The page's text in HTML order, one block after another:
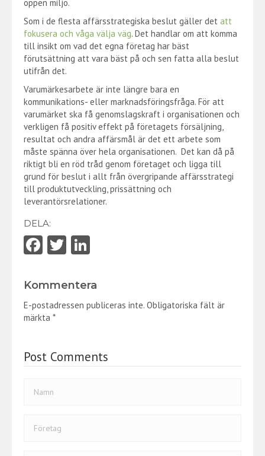
öppen miljö.
Som i de flesta affärsstrategiska beslut gäller det att
fokusera och våga välja väg. Det handlar om att komma
till insikt om vad det egna företag har bäst
förutsättning att vara bäst på och sen fatta alla beslut
utifrån det.
Varumärkesarbete är inte längre bara en
kommunikations- eller marknadsföringsfråga. För att
varumärket ska få genomslagskraft i organisationen och
verkligen få positiv effekt på företagets försäljning,
resultat och andra affärsmål är det ett arbete som
måste spänna över hela organisationen. Det kan då på
riktigt bli en röd tråd genom företaget och ligga till
grund för beslut i allt från övergripande affärsstrategi
till produktutveckling, prissättning och
leverantörsrelationer.
DELA:
Fa
b
o
o
T
itt
er
e
dI
Kommentera
E-postadressen publiceras inte. Obligatoriska fält är
märkta *
Post Comments